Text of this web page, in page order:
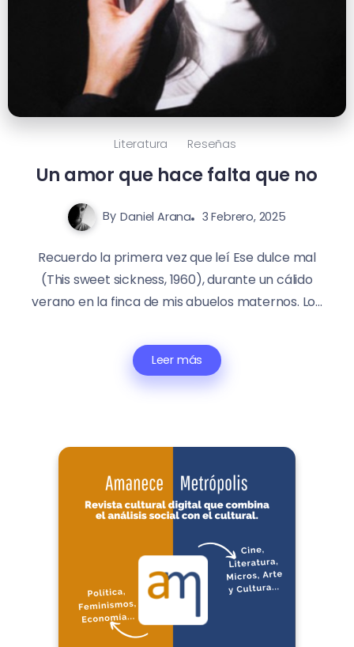
Literatura Reseñas
Un amor que hace falta que no
By Daniel Arana 3 Febrero, 2025
Recuerdo la primera vez que leí Ese dulce mal
(This sweet sickness, 1960), durante un cálido
verano en la finca de mis abuelos maternos. Lo...
Leer más